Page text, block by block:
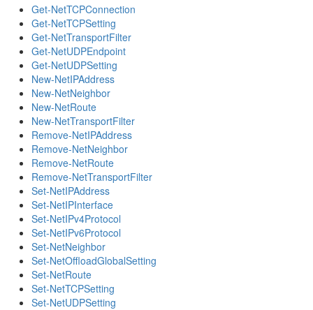
Get-NetTCPConnection
Get-NetTCPSetting
Get-NetTransportFilter
Get-NetUDPEndpoint
Get-NetUDPSetting
New-NetIPAddress
New-NetNeighbor
New-NetRoute
New-NetTransportFilter
Remove-NetIPAddress
Remove-NetNeighbor
Remove-NetRoute
Remove-NetTransportFilter
Set-NetIPAddress
Set-NetIPInterface
Set-NetIPv4Protocol
Set-NetIPv6Protocol
Set-NetNeighbor
Set-NetOffloadGlobalSetting
Set-NetRoute
Set-NetTCPSetting
Set-NetUDPSetting